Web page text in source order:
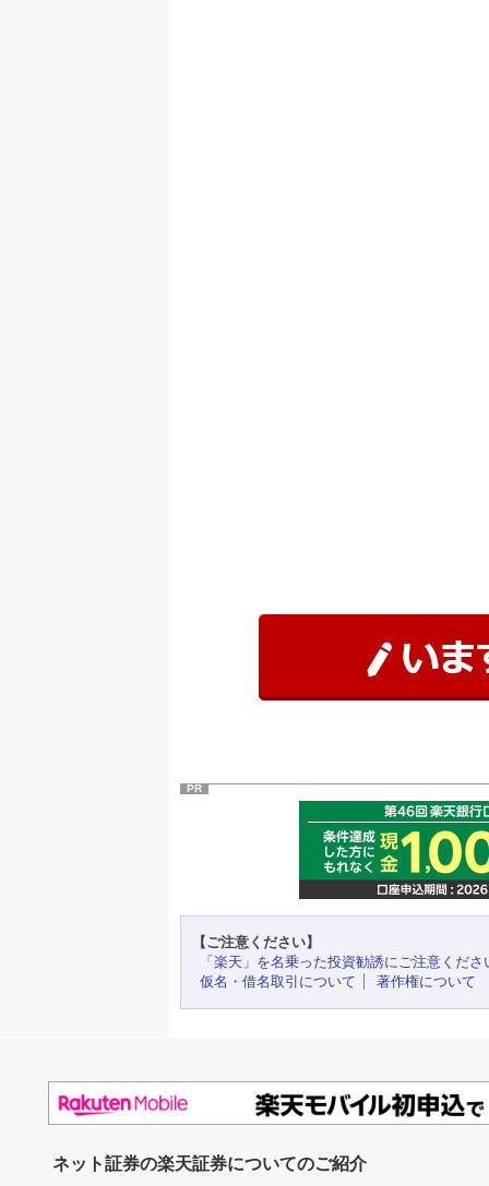
PR
【ご注意ください】
「楽天」を名乗った投資勧誘にご注意くださ
仮名・借名取引について
著作権について
ネット証券の楽天証券についてのご紹介